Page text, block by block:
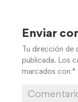
Enviar
Tu dirección
publicada.
Los
marcados con *